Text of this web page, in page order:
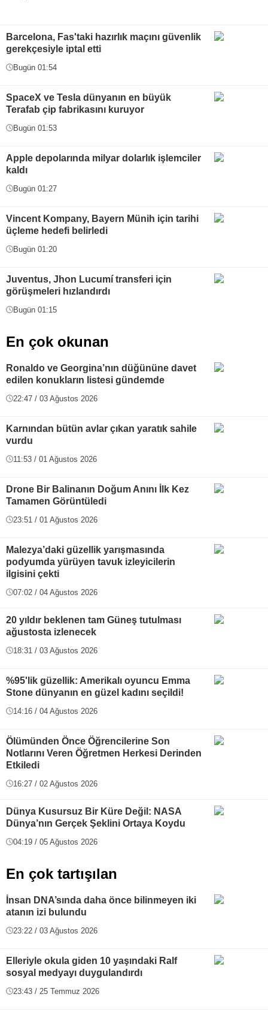
Barcelona, Fas'taki hazırlık maçını güvenlik
gerekçesiyle iptal etti
Bugün 01:54
SpaceX ve Tesla dünyanın en büyük
Terafab çip fabrikasını kuruyor
Bugün 01:53
Apple depolarında milyar dolarlık işlemciler
kaldı
Bugün 01:27
Vincent Kompany, Bayern Münih için tarihi
üçleme hedefi belirledi
Bugün 01:20
Juventus, Jhon Lucumí transferi için
görüşmeleri hızlandırdı
Bugün 01:15
En çok okunan
Ronaldo ve Georgina’nın düğününe davet
edilen konukların listesi gündemde
22:47 / 03 Ağustos 2026
Karnından bütün avlar çıkan yaratık sahile
vurdu
11:53 / 01 Ağustos 2026
Drone Bir Balinanın Doğum Anını İlk Kez
Tamamen Görüntüledi
23:51 / 01 Ağustos 2026
Malezya’daki güzellik yarışmasında
podyumda yürüyen tavuk izleyicilerin
ilgisini çekti
07:02 / 04 Ağustos 2026
20 yıldır beklenen tam Güneş tutulması
ağustosta izlenecek
18:31 / 03 Ağustos 2026
%95'lik güzellik: Amerikalı oyuncu Emma
Stone dünyanın en güzel kadını seçildi!
14:16 / 04 Ağustos 2026
Ölümünden Önce Öğrencilerine Son
Notlarını Veren Öğretmen Herkesi Derinden
Etkiledi
16:27 / 02 Ağustos 2026
Dünya Kusursuz Bir Küre Değil: NASA
Dünya’nın Gerçek Şeklini Ortaya Koydu
04:19 / 05 Ağustos 2026
En çok tartışılan
İnsan DNA’sında daha önce bilinmeyen iki
atanın izi bulundu
23:22 / 03 Ağustos 2026
Elleriyle okula giden 10 yaşındaki Ralf
sosyal medyayı duygulandırdı
23:43 / 25 Temmuz 2026